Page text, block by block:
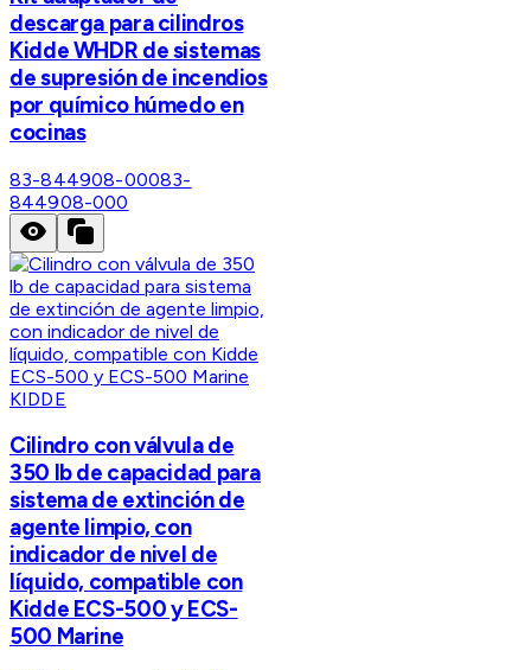
descarga para cilindros
Kidde WHDR de sistemas
de supresión de incendios
por químico húmedo en
cocinas
83-844908-00083-
844908-000
KIDDE
Cilindro con válvula de
350 lb de capacidad para
sistema de extinción de
agente limpio, con
indicador de nivel de
líquido, compatible con
Kidde ECS-500 y ECS-
500 Marine